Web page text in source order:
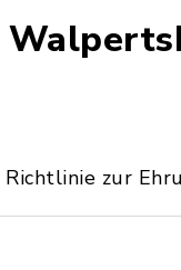
zur